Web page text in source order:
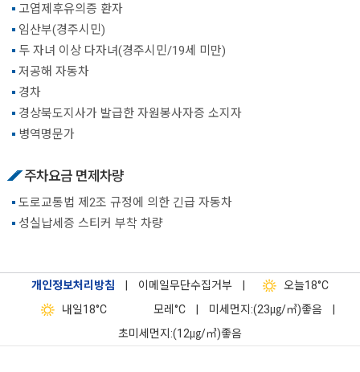
고엽제후유의증 환자
임산부(경주시민)
두 자녀 이상 다자녀(경주시민/19세 미만)
저공해 자동차
경차
경상북도지사가 발급한 자원봉사자증 소지자
병역명문가
주차요금 면제차량
도로교통법 제2조 규정에 의한 긴급 자동차
성실납세증 스티커 부착 차량
개인정보처리방침 이메일무단수집거부 오늘18°C
내일18°C 모레 °C 미세먼지:(23㎍/㎥)좋음
초미세먼지:(12㎍/㎥)좋음